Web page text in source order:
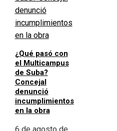
¿Qué pasó con
el Multicampus
de Suba?
Concejal
denunció
incumplimientos
en la obra